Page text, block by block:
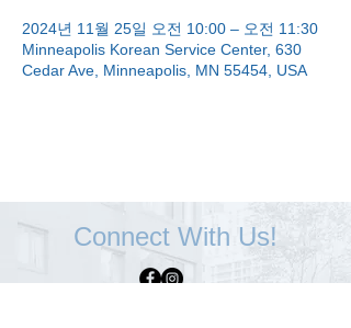
2024년 11월 25일 오전 10:00 – 오전 11:30
Minneapolis Korean Service Center, 630
Cedar Ave, Minneapolis, MN 55454, USA
Connect With Us!